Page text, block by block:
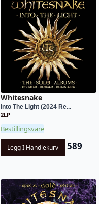
Whitesnake
Into The Light (2024 Re...
2LP
Bestillingsvare
Legg I Handlekurv 589